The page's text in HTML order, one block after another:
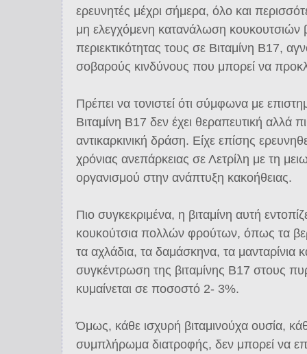
ερευνητές μέχρι σήμερα, όλο και
μη ελεγχόμενη κατανάλωση
περιεκτικότητας τους σε Βιταμίνη Β17,
σοβαρούς κινδύνους που μπορεί να
Πρέπει να τονιστεί ότι σύμφωνα με
Βιταμίνη Β17 δεν έχει θεραπευτική αλλά
αντικαρκινική δράση. Είχε επίσης
χρόνιας ανεπάρκειας σε Λετρίλη με τη
οργανισμού στην ανάπτυξη κακοήθειας.
Πιο συγκεκριμένα, η βιταμίνη αυτή
κουκούτσια πολλών φρούτων, όπως τα
τα αχλάδια, τα δαμάσκηνα, τα
συγκέντρωση της βιταμίνης Β17 στους
κυμαίνεται σε ποσοστό 2- 3%.
Όμως, κάθε ισχυρή βιταμινούχα ουσία,
συμπλήρωμα διατροφής, δεν μπορεί να